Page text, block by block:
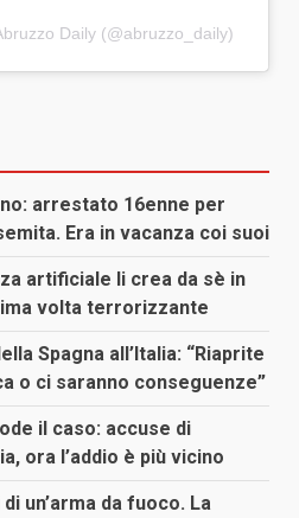
Daily (@abruzzo_daily)
arrestato 16enne per
Era in vacanza coi suoi
artificiale li crea da sè in
volta terrorizzante
Spagna all’Italia: “Riaprite
o ci saranno conseguenze”
il caso: accuse di
ora l’addio è più vicino
un’arma da fuoco. La